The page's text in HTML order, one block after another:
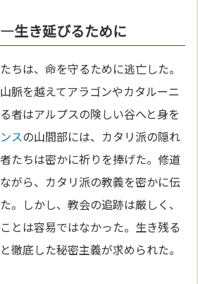
生き延びるために
ちは、命を守るために逃亡した。
脈を越えてアラゴンやカタルーニ
者はアルプスの険しい谷へと身を
スの山間部には、カタリ派の隠れ
たちは密かに祈りを捧げた。修道
がら、カタリ派の教義を密かに伝
。しかし、教会の追跡は厳しく、
とは容易ではなかった。生き残る
徹底した秘密主義が求められた。